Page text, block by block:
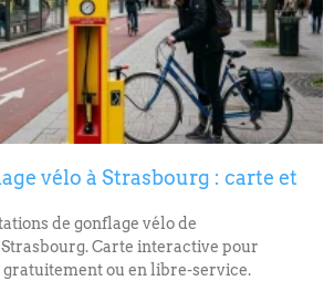
vélo à Strasbourg : carte et
de gonflage vélo de
Carte interactive pour
ou en libre-service.